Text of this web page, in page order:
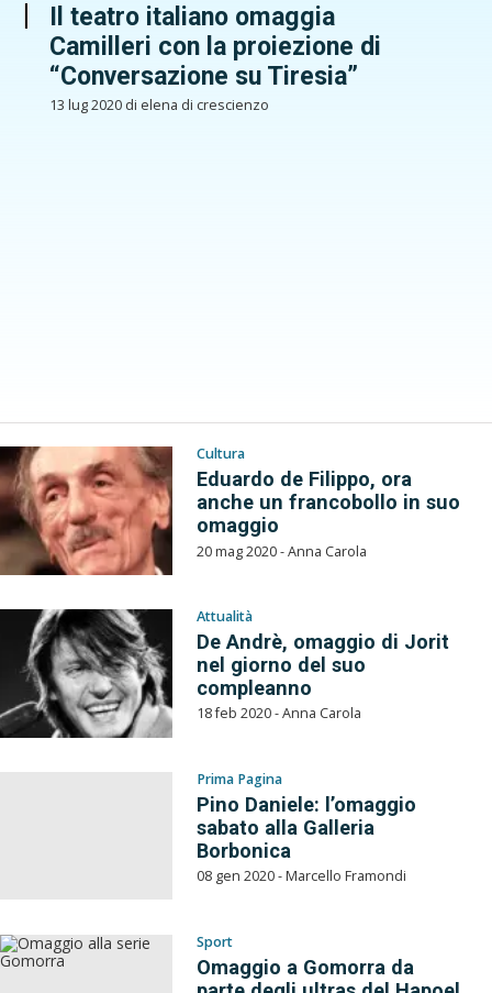
Il teatro italiano omaggia
Camilleri con la proiezione di
“Conversazione su Tiresia”
13 lug 2020 di elena di crescienzo
Cultura
Eduardo de Filippo, ora
anche un francobollo in suo
omaggio
20 mag 2020 - Anna Carola
Attualità
De Andrè, omaggio di Jorit
nel giorno del suo
compleanno
18 feb 2020 - Anna Carola
Prima Pagina
Pino Daniele: l’omaggio
sabato alla Galleria
Borbonica
08 gen 2020 - Marcello Framondi
Sport
Omaggio a Gomorra da